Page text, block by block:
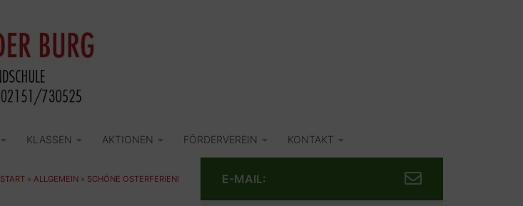
KLASSEN AKTIONEN FÖRDERVEREIN KONTAKT
START » ALLGEMEIN » SCHÖNE OSTERFERIEN! E-MAIL: